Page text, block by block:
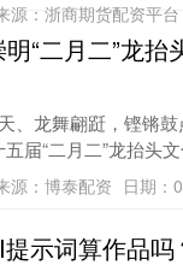
源：浙商期货配资平台
“二月二”龙
、龙舞翩跹，铿锵
届“二月二”龙抬头
源：博泰配资 日期：
示词算作品